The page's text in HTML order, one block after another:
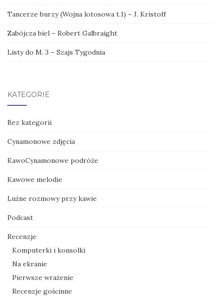
Tancerze burzy (Wojna lotosowa t.1) – J. Kristoff
Zabójcza biel – Robert Galbraight
Listy do M. 3 – Szajs Tygodnia
KATEGORIE
Bez kategorii
Cynamonowe zdjęcia
KawoCynamonowe podróże
Kawowe melodie
Luźne rozmowy przy kawie
Podcast
Recenzje
Komputerki i konsolki
Na ekranie
Pierwsze wrażenie
Recenzje gościnne